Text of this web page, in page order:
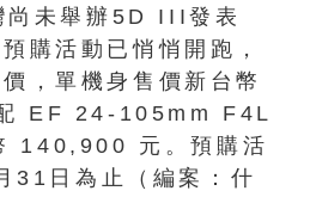
尚未舉辦5D III發表
購活動已悄悄開跑，
，單機身售價新台幣
EF 24-105mm F4L
140,900 元。預購活
31日為止（編案：什